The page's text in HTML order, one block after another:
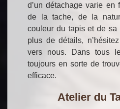
d’un détachage varie en
de la tache, de la
couleur du tapis et de sa
plus de détails,
vers nous. Dans tous
toujours en sorte de
efficace.
Atelier du